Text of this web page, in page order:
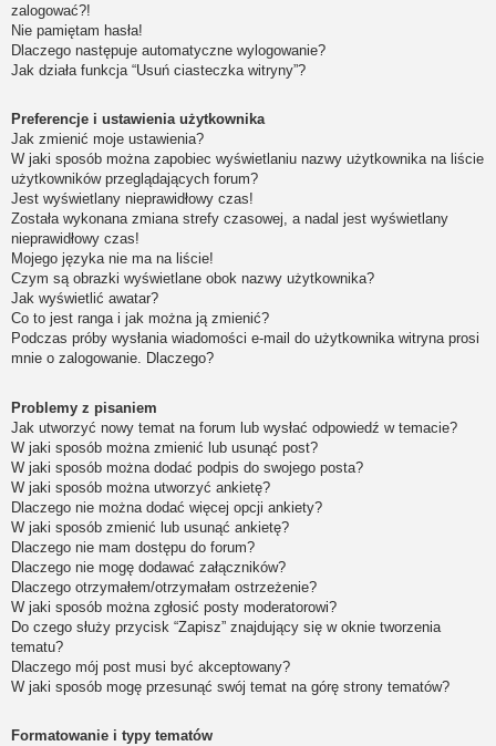
zalogować?!
Nie pamiętam hasła!
Dlaczego następuje automatyczne wylogowanie?
Jak działa funkcja “Usuń ciasteczka witryny”?
Preferencje i ustawienia użytkownika
Jak zmienić moje ustawienia?
W jaki sposób można zapobiec wyświetlaniu nazwy użytkownika na liście
użytkowników przeglądających forum?
Jest wyświetlany nieprawidłowy czas!
Została wykonana zmiana strefy czasowej, a nadal jest wyświetlany
nieprawidłowy czas!
Mojego języka nie ma na liście!
Czym są obrazki wyświetlane obok nazwy użytkownika?
Jak wyświetlić awatar?
Co to jest ranga i jak można ją zmienić?
Podczas próby wysłania wiadomości e-mail do użytkownika witryna prosi
mnie o zalogowanie. Dlaczego?
Problemy z pisaniem
Jak utworzyć nowy temat na forum lub wysłać odpowiedź w temacie?
W jaki sposób można zmienić lub usunąć post?
W jaki sposób można dodać podpis do swojego posta?
W jaki sposób można utworzyć ankietę?
Dlaczego nie można dodać więcej opcji ankiety?
W jaki sposób zmienić lub usunąć ankietę?
Dlaczego nie mam dostępu do forum?
Dlaczego nie mogę dodawać załączników?
Dlaczego otrzymałem/otrzymałam ostrzeżenie?
W jaki sposób można zgłosić posty moderatorowi?
Do czego służy przycisk “Zapisz” znajdujący się w oknie tworzenia
tematu?
Dlaczego mój post musi być akceptowany?
W jaki sposób mogę przesunąć swój temat na górę strony tematów?
Formatowanie i typy tematów